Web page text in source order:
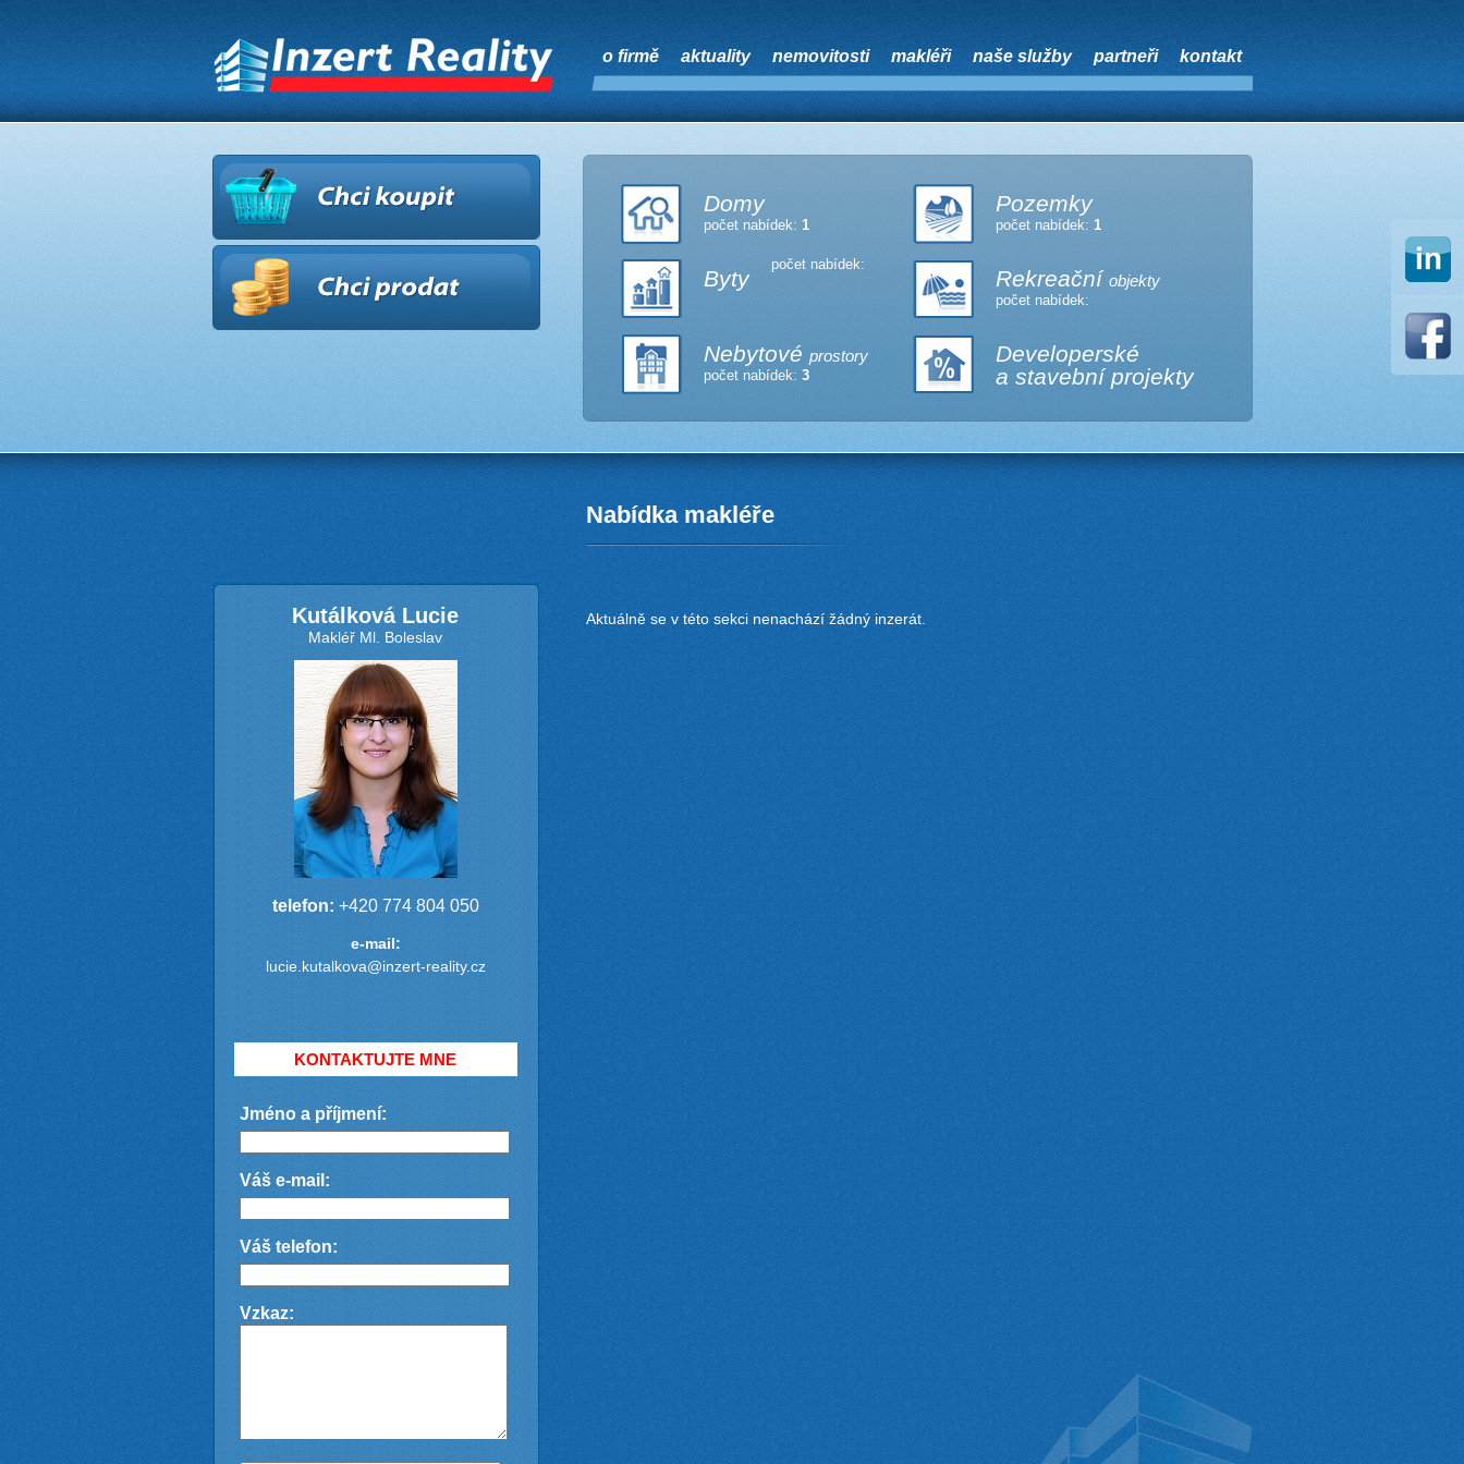
o firmě aktuality nemovitosti makléři naše služby partneři kontakt
Domy
počet nabídek: 1
Pozemky
počet nabídek: 1
Byty
počet nabídek:
Rekreační objekty
počet nabídek:
Nebytové prostory
počet nabídek: 3
Developerské
a stavební projekty
Kutálková Lucie
Makléř Ml. Boleslav
telefon: +420 774 804 050
e-mail:
lucie.kutalkova@inzert-reality.cz
KONTAKTUJTE MNE
Jméno a příjmení:
Váš e-mail:
Váš telefon:
Vzkaz:
Nabídka makléře
Aktuálně se v této sekci nenachází žádný inzerát.